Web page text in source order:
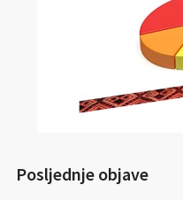
Posljednje objave